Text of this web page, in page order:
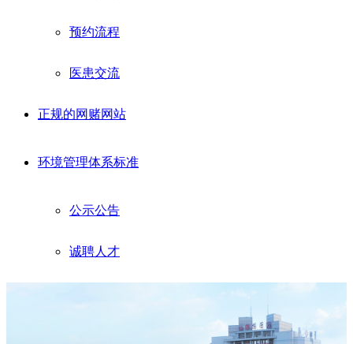
预约流程
医患交流
正规的网赌网站
环境管理体系标准
公示公告
诚聘人才